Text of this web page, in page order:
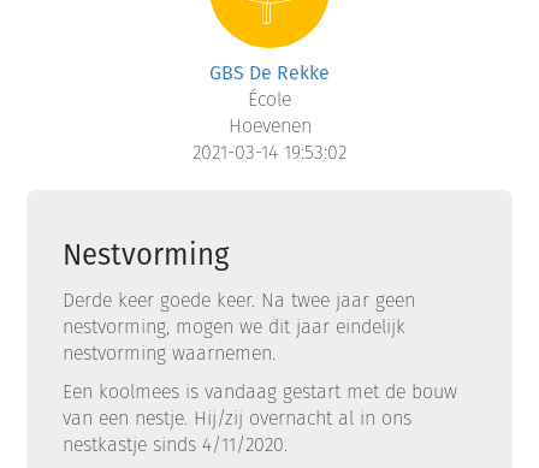
GBS De Rekke
École
Hoevenen
2021-03-14 19:53:02
Nestvorming
Derde keer goede keer. Na twee jaar geen
nestvorming, mogen we dit jaar eindelijk
nestvorming waarnemen.
Een koolmees is vandaag gestart met de bouw
van een nestje. Hij/zij overnacht al in ons
nestkastje sinds 4/11/2020.